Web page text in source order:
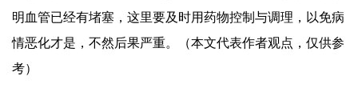
明血管已经有堵塞，这里要及时用药物控制与调理，以免病
情恶化才是，不然后果严重。（本文代表作者观点，仅供参
考）